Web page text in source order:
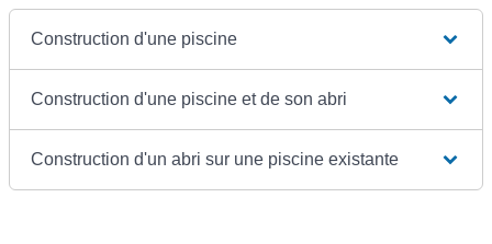
Construction d'une piscine
Construction d'une piscine et de son abri
Construction d'un abri sur une piscine existante